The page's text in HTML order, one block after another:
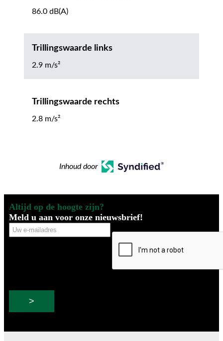
86.0 dB(A)
Trillingswaarde links
2.9 m/s²
Trillingswaarde rechts
2.8 m/s²
Inhoud door
Altijd op de hoogte zijn?
Meld u aan voor onze nieuwsbrief!
Uw
e-